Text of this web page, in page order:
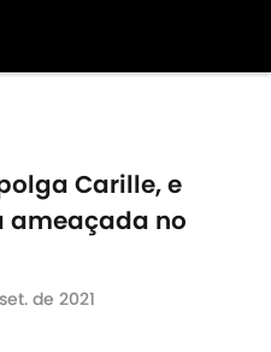
Carille, e
ameaçada no
de 2021